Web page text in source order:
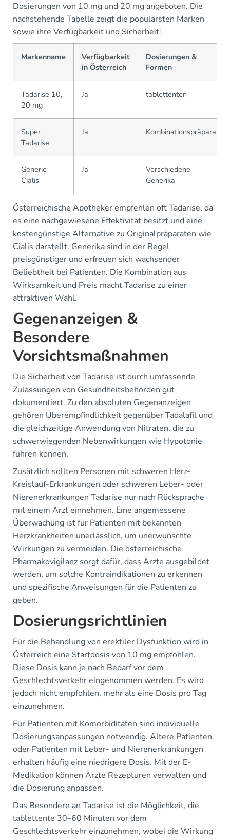
Dosierungen von 10 mg und 20 mg angeboten. Die
nachstehende Tabelle zeigt die populärsten Marken
sowie ihre Verfügbarkeit und Sicherheit:
Markenname
Verfügbarkeit
in Österreich
Dosierungen &
Formen
Tadarise 10,
20 mg
Ja tablettenten
Super
Tadarise
Ja Kombinationspräparat
Generic
Cialis
Ja
Verschiedene
Generika
Österreichische Apotheker empfehlen oft Tadarise, da
es eine nachgewiesene Effektivität besitzt und eine
kostengünstige Alternative zu Originalpräparaten wie
Cialis darstellt. Generika sind in der Regel
preisgünstiger und erfreuen sich wachsender
Beliebtheit bei Patienten. Die Kombination aus
Wirksamkeit und Preis macht Tadarise zu einer
attraktiven Wahl.
Gegenanzeigen &
Besondere
Vorsichtsmaßnahmen
Die Sicherheit von Tadarise ist durch umfassende
Zulassungen von Gesundheitsbehörden gut
dokumentiert. Zu den absoluten Gegenanzeigen
gehören Überempfindlichkeit gegenüber Tadalafil und
die gleichzeitige Anwendung von Nitraten, die zu
schwerwiegenden Nebenwirkungen wie Hypotonie
führen können.
Zusätzlich sollten Personen mit schweren Herz-
Kreislauf-Erkrankungen oder schweren Leber- oder
Nierenerkrankungen Tadarise nur nach Rücksprache
mit einem Arzt einnehmen. Eine angemessene
Überwachung ist für Patienten mit bekannten
Herzkrankheiten unerlässlich, um unerwünschte
Wirkungen zu vermeiden. Die österreichische
Pharmakovigilanz sorgt dafür, dass Ärzte ausgebildet
werden, um solche Kontraindikationen zu erkennen
und spezifische Anweisungen für die Patienten zu
geben.
Dosierungsrichtlinien
Für die Behandlung von erektiler Dysfunktion wird in
Österreich eine Startdosis von 10 mg empfohlen.
Diese Dosis kann je nach Bedarf vor dem
Geschlechtsverkehr eingenommen werden. Es wird
jedoch nicht empfohlen, mehr als eine Dosis pro Tag
einzunehmen.
Für Patienten mit Komorbiditäten sind individuelle
Dosierungsanpassungen notwendig. Ältere Patienten
oder Patienten mit Leber- und Nierenerkrankungen
erhalten häufig eine niedrigere Dosis. Mit der E-
Medikation können Ärzte Rezepturen verwalten und
die Dosierung anpassen.
Das Besondere an Tadarise ist die Möglichkeit, die
tablettente 30–60 Minuten vor dem
Geschlechtsverkehr einzunehmen, wobei die Wirkung